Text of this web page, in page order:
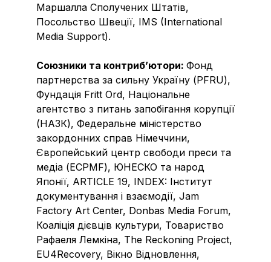
Маршалла Сполучених Штатів,
Посольство Швеції, IMS (International
Media Support).
Союзники та контрибʼютори: Фонд
партнерства за сильну Україну (PFRU),
Фундація Fritt Ord, Національне
агентство з питань запобігання корупції
(НАЗК), Федеральне міністерство
закордонних справ Німеччини,
Європейський центр свободи преси та
медіа (ECPMF), ЮНЕСКО та народ
Японії, ARTICLE 19, INDEX: Інститут
документування і взаємодії, Jam
Factory Art Center, Donbas Media Forum,
Коаліція дієвців культури, Товариство
Рафаеля Лемкіна, The Reckoning Project,
EU4Recovery, Вікно Відновлення,